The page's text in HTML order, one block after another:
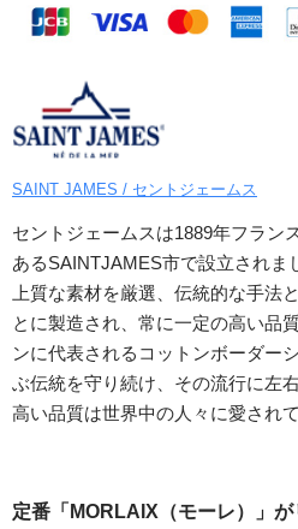
SAINT JAMES / セントジェームス
セントジェームスは1889年フラン
あるSAINTJAMES市で設立されま
上質な素材を厳選、伝統的な手法
とに製造され、常に一定の高い品
ンに代表されるコットンボーダー
ぶ伝統を守り続け、その流行に左
高い品質は世界中の人々に愛されて
定番「MORLAIX（モーレ）」